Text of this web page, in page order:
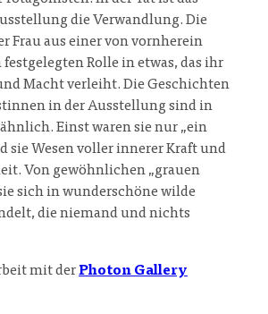
die Verwandlung. Die
Frau aus einer von vornherein
Rolle in etwas, das ihr
Macht verleiht. Die Geschichten
in der Ausstellung sind in
Einst waren sie nur „ein
sie Wesen voller innerer Kraft und
Von gewöhnlichen „grauen
sich in wunderschöne wilde
die niemand und nichts
mit derPhoton Gallery